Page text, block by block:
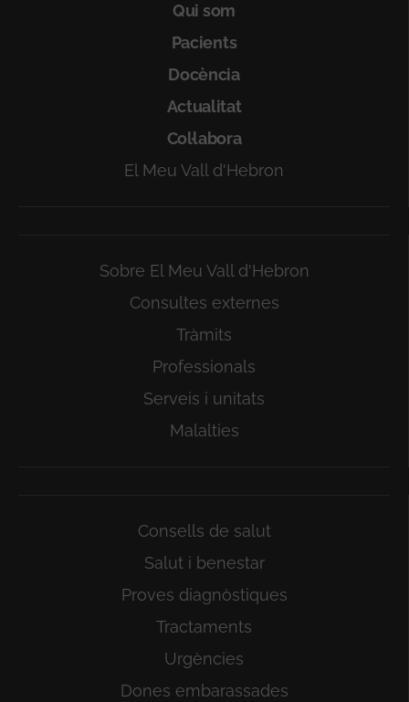
Qui som
Pacients
Docència
Actualitat
Col·labora
El Meu Vall d'Hebron
Sobre El Meu Vall d'Hebron
Consultes externes
Tràmits
Professionals
Serveis i unitats
Malalties
Consells de salut
Salut i benestar
Proves diagnòstiques
Tractaments
Urgències
Dones embarassades